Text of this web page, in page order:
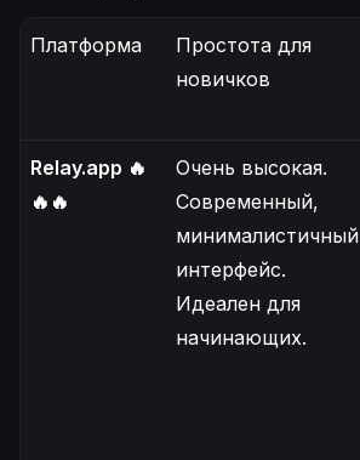
Платформа
Простота для
новичков
Relay.app 🔥
🔥🔥
Очень высокая.
Современный,
минималистичный
интерфейс.
Идеален для
начинающих.